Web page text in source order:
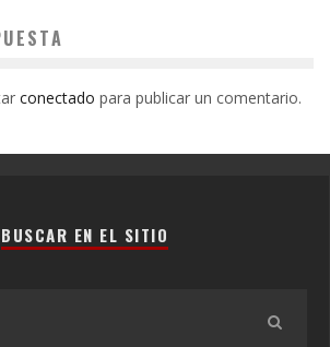
conectado para publicar un comentario.
BUSCAR EN EL SITIO